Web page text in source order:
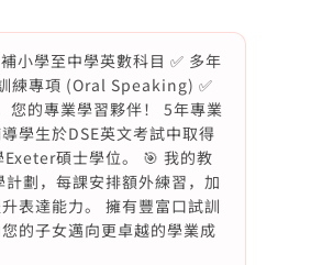
小學至中學英數科目 ✅ 多年
練專項 (Oral Speaking) ✅
的專業學習夥伴！ 5年專業
學生於DSE英文考試中取得
碩士學位。 🎯 我的教
劃，每課安排額外練習，加
表達能力。 擁有豐富口試訓
的子女邁向更卓越的學業成